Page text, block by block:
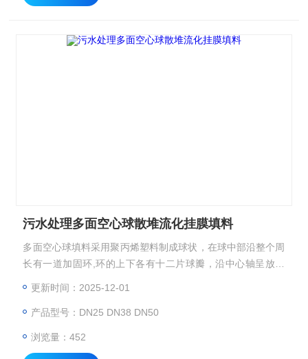
污水处理多面空心球散堆流化挂膜填料
多面空心球填料采用聚丙烯塑料制成球状，在球中部沿整个周
长有一道加固环,环的上下各有十二片球瓣，沿中心轴呈放射
更新时间：2025-12-01
产品型号：DN25 DN38 DN50
浏览量：452